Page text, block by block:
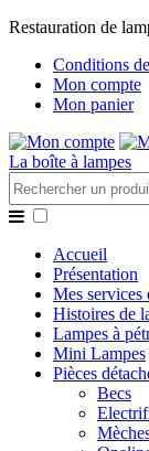
Restauration de
Conditions
Mon compte
Mon panier
La boîte à lampes
Rechercher
Accueil
Présentation
Mes services
Histoires de
Lampes à
Mini Lampes
Pièces
Becs